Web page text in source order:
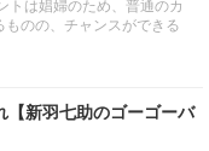
トは娼婦のため、普通のカ
のの、チャンスができる
新羽七助のゴーゴーバ